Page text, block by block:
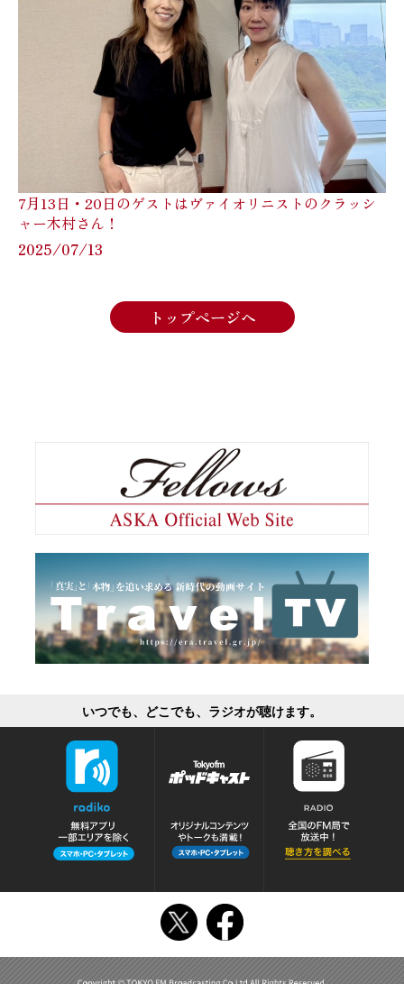
7月13日・20日のゲストはヴァイオリニストのクラッシ
ャー木村さん！
2025/07/13
トップページへ
いつでも、どこでも、ラジオが聴けます。